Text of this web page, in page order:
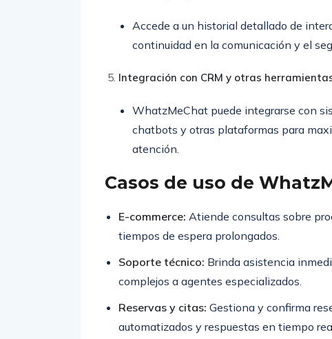
Accede a un historial detallado de
continuidad en la comunicación y el
Integración con CRM y otras
WhatzMeChat puede integrarse con
chatbots y otras plataformas para
atención.
Casos de uso de
E-commerce: Atiende consultas sobre
tiempos de espera prolongados.
Soporte técnico: Brinda asistencia
complejos a agentes especializados.
Reservas y citas: Gestiona y confirma
automatizados y respuestas en tiempo